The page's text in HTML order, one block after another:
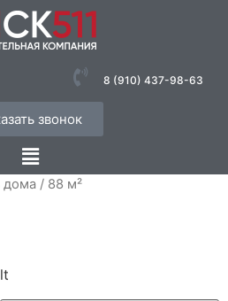
8 (910) 437-98-63
звонок
/ 88 м²